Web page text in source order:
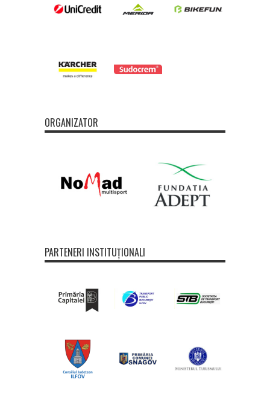
ORGANIZATOR
PARTENERI INSTITUȚIONALI